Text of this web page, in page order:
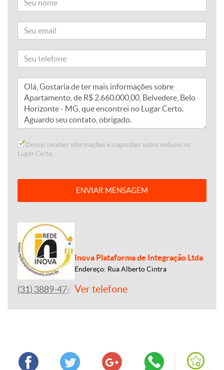
Desejo receber informações e sugestões sobre imóveis no
Lugar Certo.
ENVIAR MENSAGEM
Inova Plataforma de Integração Ltda
Endereço: Rua Alberto Cintra
(31) 3889-4765Ver telefone